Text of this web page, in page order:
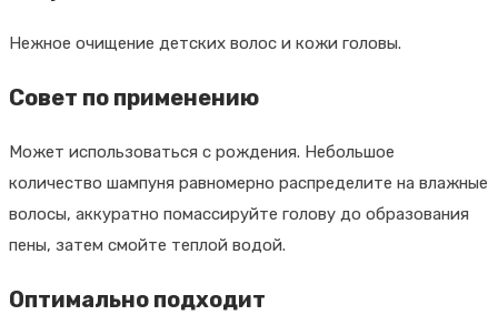
Нежное очищение детских волос и кожи головы.
Совет по применению
Может использоваться с рождения. Небольшое
количество шампуня равномерно распределите на влажные
волосы, аккуратно помассируйте голову до образования
пены, затем смойте теплой водой.
Оптимально подходит